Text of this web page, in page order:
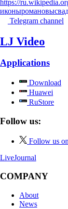
https://
иконыромановы
Telegram channel
LJ Video
Applications
Download
Huawei
RuStore
Follow us:
Follow us
LiveJournal
COMPANY
About
News